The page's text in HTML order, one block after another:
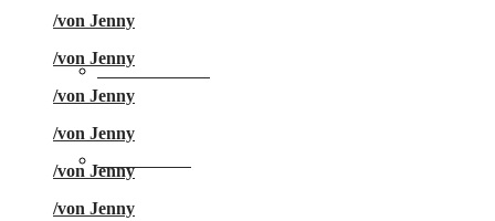
Meer & Seen
Städtereise
/von Jenny
/von Jenny
/von Jenny
/von Jenny
/von Jenny
/von Jenny